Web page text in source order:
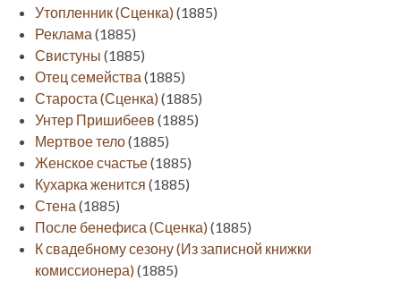
Утопленник (Сценка)(1885)
Реклама (1885)
Свистуны (1885)
Отец семейства (1885)
Староста (Сценка)(1885)
Унтер Пришибеев (1885)
Мертвое тело(1885)
Женское счастье(1885)
Кухарка женится (1885)
Стена (1885)
После бенефиса (Сценка)(1885)
К свадебному сезону (Из записной книжки
комиссионера)(1885)